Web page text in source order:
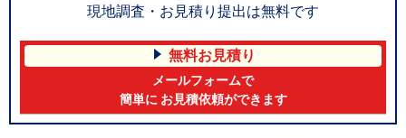
現地調査・お見積り提出は無料です
無料お見積り
メールフォームで
簡単に お見積依頼ができます